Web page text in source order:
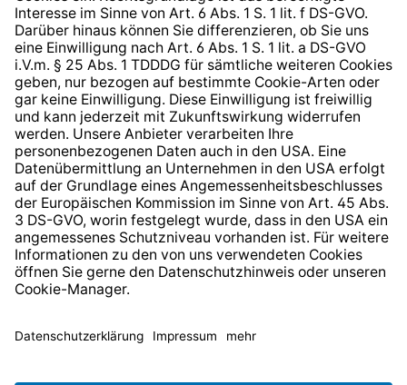
Barrierefreiheit
* Alle Preise inkl. gesetzl. Mehrwertsteuer zzgl.
anders angegeben.